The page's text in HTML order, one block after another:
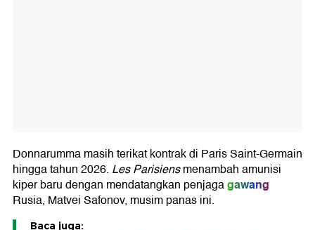
Donnarumma masih terikat kontrak di Paris Saint-Germain
hingga tahun 2026. Les Parisiensmenambah amunisi
kiper baru dengan mendatangkan penjagagawang
Rusia, Matvei Safonov, musim panas ini.
Baca juga: